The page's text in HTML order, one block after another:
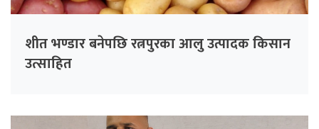
शीत भण्डार बनेपछि रत्नपुरका आलु उत्पादक किसान
उत्साहित